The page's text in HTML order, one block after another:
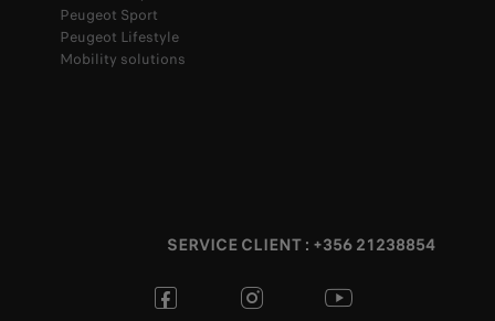
Peugeot Sport
Peugeot Lifestyle
Mobility solutions
SERVICE CLIENT : +356 21238854